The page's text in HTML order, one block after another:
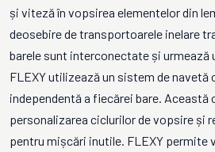
și viteză în vopsirea elementelor din
deosebire de transportoarele inelare
barele sunt interconectate și urmează
FLEXY utilizează un sistem de navetă
independentă a fiecărei bare.
personalizarea ciclurilor de vopsire și
pentru mișcări inutile. FLEXY permite